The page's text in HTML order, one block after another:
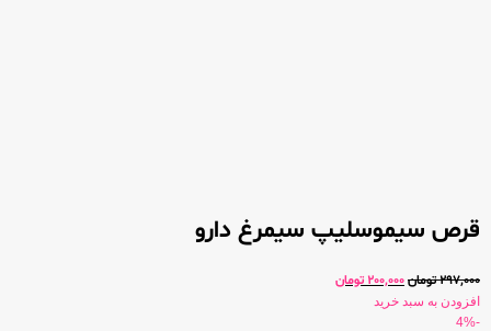
قرص سیموسلیپ سیمرغ دارو
297,000تومان200,000 تومان
افزودن به سبد خرید
-4%